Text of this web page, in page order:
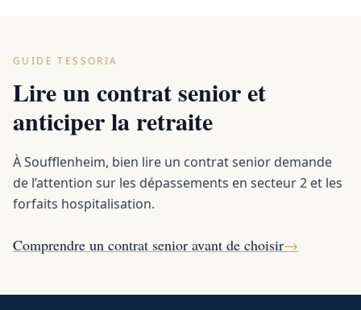
GUIDE TESSORIA
Lire un contrat senior et
anticiper la retraite
À Soufflenheim, bien lire un contrat senior demande
de l’attention sur les dépassements en secteur 2 et les
forfaits hospitalisation.
Comprendre un contrat senior avant de choisir→